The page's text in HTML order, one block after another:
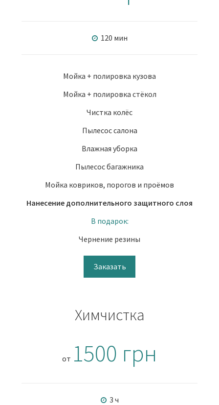
120 мин
Мойка + полировка кузова
Мойка + полировка стёкол
Чистка колёс
Пылесос салона
Влажная уборка
Пылесос багажника
Мойка ковриков, порогов и проёмов
Нанесение дополнительного защитного слоя
В подарок:
Чернение резины
Заказать
Химчистка
от 1500 грн
3 ч